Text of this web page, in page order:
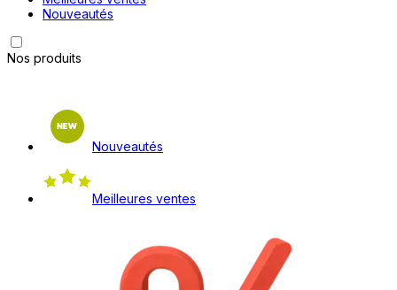
Nouveautés
Nos produits
Nouveautés
Meilleures ventes